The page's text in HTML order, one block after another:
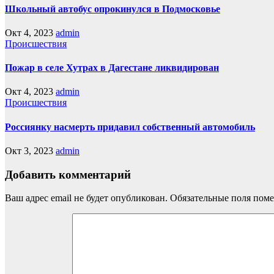
Школьный автобус опрокинулся в Подмосковье
Окт 4, 2023 admin
Происшествия
Пожар в селе Хутрах в Дагестане ликвидирован
Окт 4, 2023 admin
Происшествия
Россиянку насмерть придавил собственный автомобиль
Окт 3, 2023 admin
Добавить комментарий
Ваш адрес email не будет опубликован. Обязательные поля